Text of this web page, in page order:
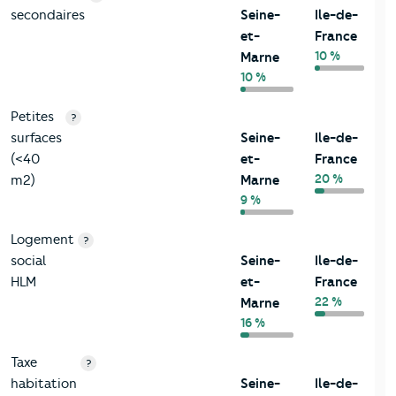
secondaires
Seine-
et-
Marne
10 %
Ile-de-
France
10 %
Petites
surfaces
(<40
m2)
?
Seine-
et-
Marne
9 %
Ile-de-
France
20 %
Logement
social
HLM
?
Seine-
et-
Marne
16 %
Ile-de-
France
22 %
Taxe
habitation
?
Seine-
Ile-de-